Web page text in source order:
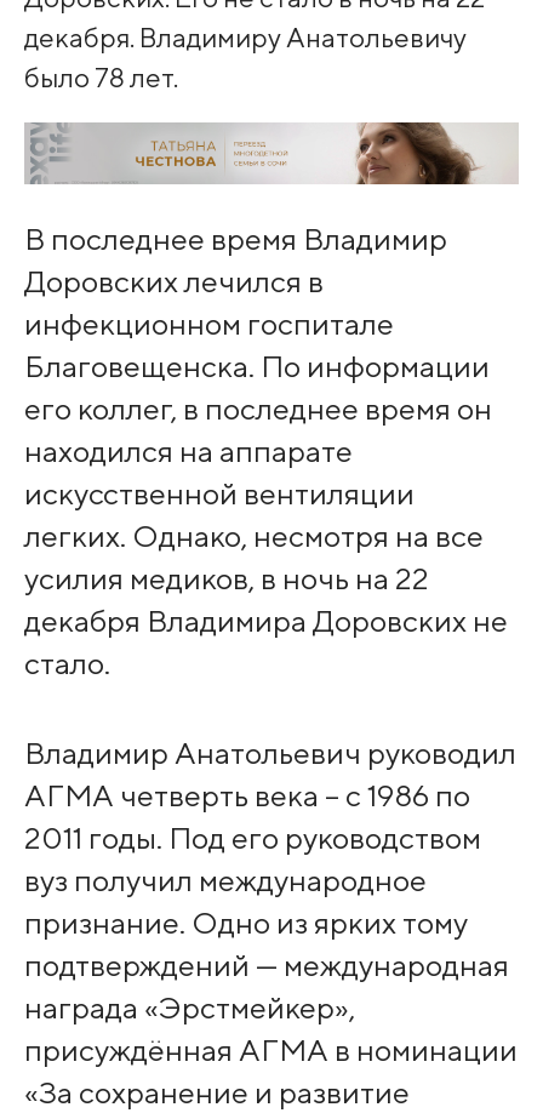
декабря. Владимиру Анатольевичу
было 78 лет.
В последнее время Владимир
Доровских лечился в
инфекционном госпитале
Благовещенска. По информации
его коллег, в последнее время он
находился на аппарате
искусственной вентиляции
легких. Однако, несмотря на все
усилия медиков, в ночь на 22
декабря Владимира Доровских не
стало.
Владимир Анатольевич руководил
АГМА четверть века – с 1986 по
2011 годы. Под его руководством
вуз получил международное
признание. Одно из ярких тому
подтверждений — международная
награда «Эрстмейкер»,
присуждённая АГМА в номинации
«За сохранение и развитие